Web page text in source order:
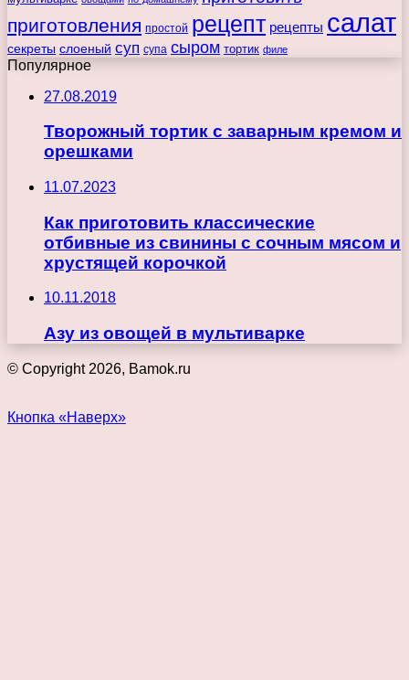
приготовления простой рецепт рецепты салат
секреты слоеный суп супа сыром тортик филе
Популярное
27.08.2019
Творожный тортик с заварным кремом и
орешками
11.07.2023
Как приготовить классические
отбивные из свинины с сочным мясом и
хрустящей корочкой
10.11.2018
Азу из овощей в мультиварке
© Copyright 2026, Bamok.ru
Кнопка «Наверх»